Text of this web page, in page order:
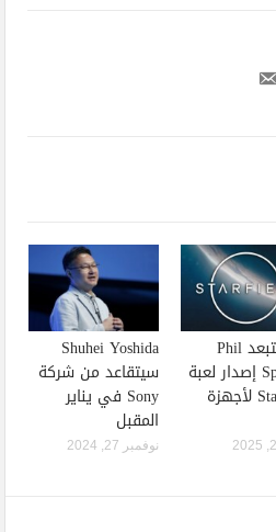
لا يستبعد Phil
Spencer إصدار لعبة
Starfield لأجهزة
Shuhei Yoshida
سيتقاعد من شركة
Sony في يناير
المقبل
نوفمبر 27, 2024